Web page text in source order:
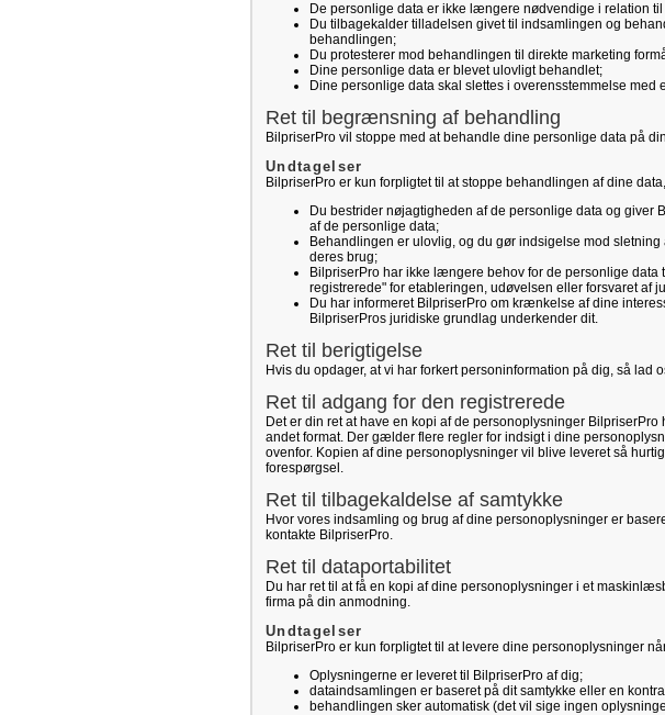
De personlige data er ikke længere nødvendige i relation
Du tilbagekalder tilladelsen givet til indsamlingen og
behandlingen;
Du protesterer mod behandlingen til direkte marketing
Dine personlige data er blevet ulovligt behandlet;
Dine personlige data skal slettes i overensstemmelse
Ret til begrænsning af behandling
BilpriserPro vil stoppe med at behandle dine personlige data på
Undtagelser
BilpriserPro er kun forpligtet til at stoppe behandlingen af dine
Du bestrider nøjagtigheden af de personlige data og
af de personlige data;
Behandlingen er ulovlig, og du gør indsigelse mod
deres brug;
BilpriserPro har ikke længere behov for de personlige
registrerede" for etableringen, udøvelsen eller forsvaret af
Du har informeret BilpriserPro om krænkelse af dine
BilpriserPros juridiske grundlag underkender dit.
Ret til berigtigelse
Hvis du opdager, at vi har forkert personinformation på dig, så lad
Ret til adgang for den registrerede
Det er din ret at have en kopi af de personoplysninger
andet format. Der gælder flere regler for indsigt i dine
ovenfor. Kopien af dine personoplysninger vil blive leveret så
forespørgsel.
Ret til tilbagekaldelse af samtykke
Hvor vores indsamling og brug af dine personoplysninger er
kontakte BilpriserPro.
Ret til dataportabilitet
Du har ret til at få en kopi af dine personoplysninger i et
firma på din anmodning.
Undtagelser
BilpriserPro er kun forpligtet til at levere dine personoplysninger
Oplysningerne er leveret til BilpriserPro af dig;
dataindsamlingen er baseret på dit samtykke eller en
behandlingen sker automatisk (det vil sige ingen